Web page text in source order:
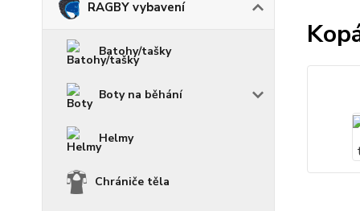
RAGBY vybavení
Batohy/tašky
Boty na běhání
Helmy
Chrániče těla